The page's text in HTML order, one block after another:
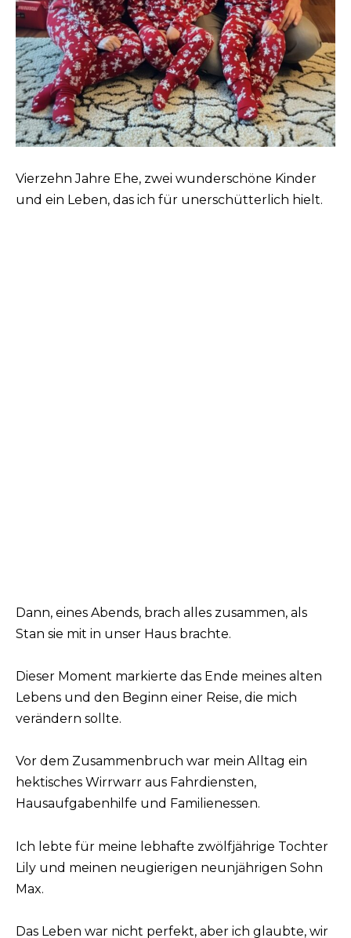
Vierzehn Jahre Ehe, zwei wunderschöne Kinder
und ein Leben, das ich für unerschütterlich hielt.
Dann, eines Abends, brach alles zusammen, als
Stan sie mit in unser Haus brachte.
Dieser Moment markierte das Ende meines alten
Lebens und den Beginn einer Reise, die mich
verändern sollte.
Vor dem Zusammenbruch war mein Alltag ein
hektisches Wirrwarr aus Fahrdiensten,
Hausaufgabenhilfe und Familienessen.
Ich lebte für meine lebhafte zwölfjährige Tochter
Lily und meinen neugierigen neunjährigen Sohn
Max.
Das Leben war nicht perfekt, aber ich glaubte, wir